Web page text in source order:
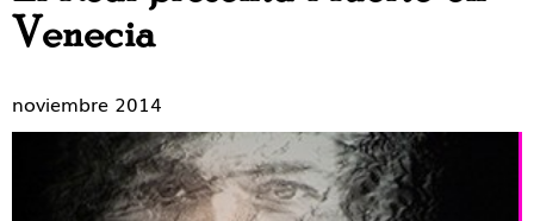
Venecia
noviembre 2014